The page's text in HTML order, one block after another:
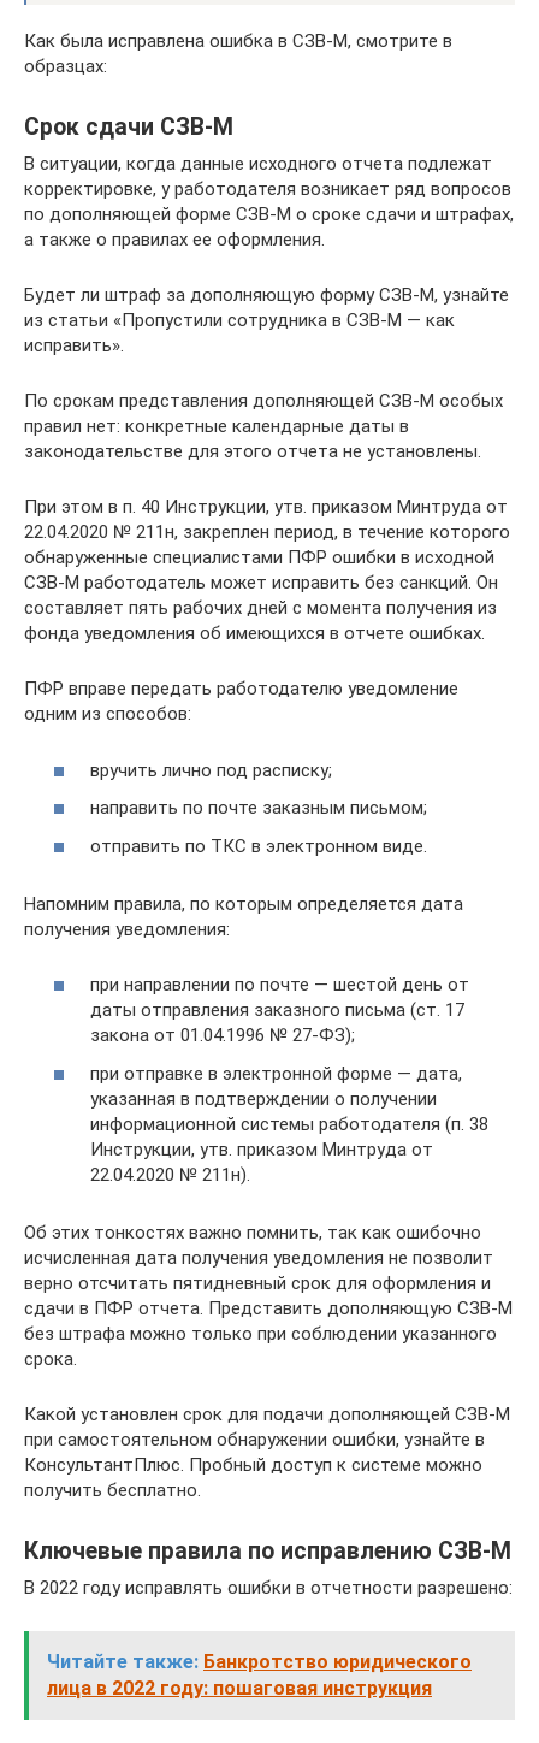
Как была исправлена ошибка в СЗВ-М, смотрите в
образцах:
Срок сдачи СЗВ-М
В ситуации, когда данные исходного отчета подлежат
корректировке, у работодателя возникает ряд вопросов
по дополняющей форме СЗВ-М о сроке сдачи и штрафах,
а также о правилах ее оформления.
Будет ли штраф за дополняющую форму СЗВ-М, узнайте
из статьи «Пропустили сотрудника в СЗВ-М — как
исправить».
По срокам представления дополняющей СЗВ-М особых
правил нет: конкретные календарные даты в
законодательстве для этого отчета не установлены.
При этом в п. 40 Инструкции, утв. приказом Минтруда от
22.04.2020 № 211н, закреплен период, в течение которого
обнаруженные специалистами ПФР ошибки в исходной
СЗВ-М работодатель может исправить без санкций. Он
составляет пять рабочих дней с момента получения из
фонда уведомления об имеющихся в отчете ошибках.
ПФР вправе передать работодателю уведомление
одним из способов:
вручить лично под расписку;
направить по почте заказным письмом;
отправить по ТКС в электронном виде.
Напомним правила, по которым определяется дата
получения уведомления:
при направлении по почте — шестой день от
даты отправления заказного письма (ст. 17
закона от 01.04.1996 № 27-ФЗ);
при отправке в электронной форме — дата,
указанная в подтверждении о получении
информационной системы работодателя (п. 38
Инструкции, утв. приказом Минтруда от
22.04.2020 № 211н).
Об этих тонкостях важно помнить, так как ошибочно
исчисленная дата получения уведомления не позволит
верно отсчитать пятидневный срок для оформления и
сдачи в ПФР отчета. Представить дополняющую СЗВ-М
без штрафа можно только при соблюдении указанного
срока.
Какой установлен срок для подачи дополняющей СЗВ-М
при самостоятельном обнаружении ошибки, узнайте в
КонсультантПлюс. Пробный доступ к системе можно
получить бесплатно.
Ключевые правила по исправлению СЗВ-М
В 2022 году исправлять ошибки в отчетности разрешено:
Читайте также: Банкротство юридического
лица в 2022 году: пошаговая инструкция